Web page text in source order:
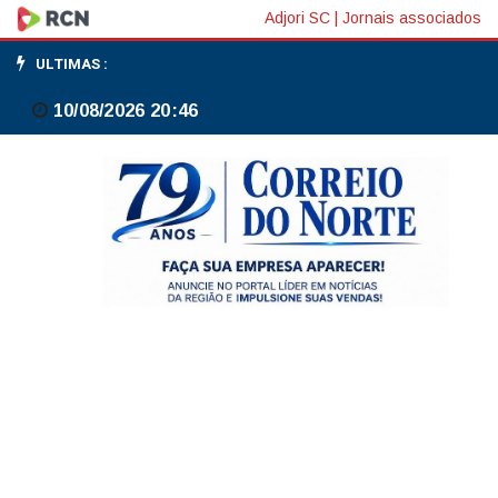
PMI
de
serviços
Adjori SC Jornais associados
ULTIMAS :
10/08/2026 20:46